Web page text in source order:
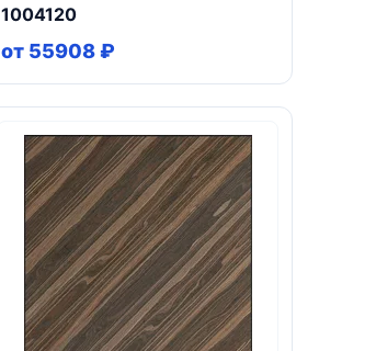
1004120
от 55908 ₽